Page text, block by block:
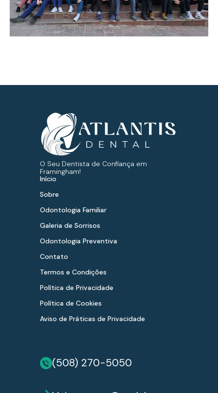
O Seu Dentista de Confiança em
Framingham!
Início
Sobre
Odontologia Familiar
Galeria de Sorrisos
Odontologia Preventiva
Contato
Termos e Condições
Política de Privacidade
Política de Cookies
Aviso de Práticas de Privacidade
(508) 270-5050